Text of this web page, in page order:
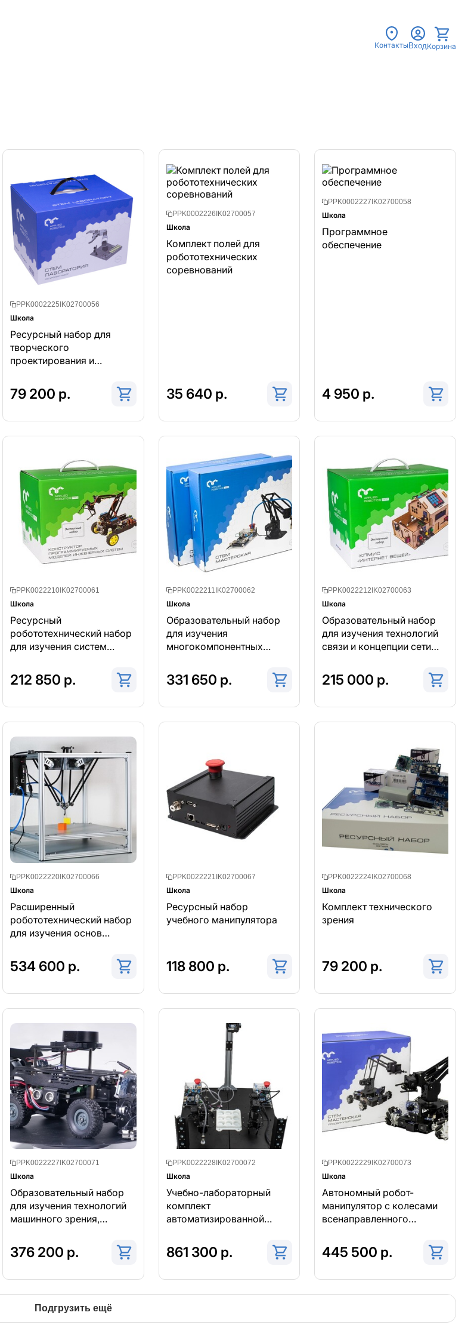
Контакты ВходКорзина
PPK0002225IK02700056
Школа
Ресурсный набор для
творческого
проектирования и
деятельности
79 200 р.
PPK0002226IK02700057
Школа
Комплект полей для
робототехнических
соревнований
35 640 р.
PPK0002227IK02700058
Школа
Программное
обеспечение
4 950 р.
PPK0022210IK02700061
Школа
Ресурсный
робототехнический набор
для изучения систем
робототехническими
комплексами и
212 850 р.
PPK0022211IK02700062
Школа
Образовательный набор
для изучения
многокомпонентных
систем и
манипуляционных роботов
331 650 р.
PPK0022212IK02700063
Школа
Образовательный набор
для изучения технологий
связи и концепции сети
физическими объектами
("вещами"), оснащенными
взаимодействия друг с
215 000 р.
PPK0022220IK02700066
Школа
Расширенный
робототехнический набор
для изучения основ
робототехники
534 600 р.
PPK0022221IK02700067
Школа
Ресурсный набор
учебного манипулятора
118 800 р.
PPK0022224IK02700068
Школа
Комплект технического
зрения
79 200 р.
PPK0022227IK02700071
Школа
Образовательный набор
для изучения технологий
машинного зрения,
нейросетей и
проектирования
376 200 р.
PPK0022228IK02700072
Школа
Учебно-лабораторный
комплект
автоматизированной
861 300 р.
PPK0022229IK02700073
Школа
Автономный робот-
манипулятор с колесами
всенаправленного
445 500 р.
Подгрузить ещё